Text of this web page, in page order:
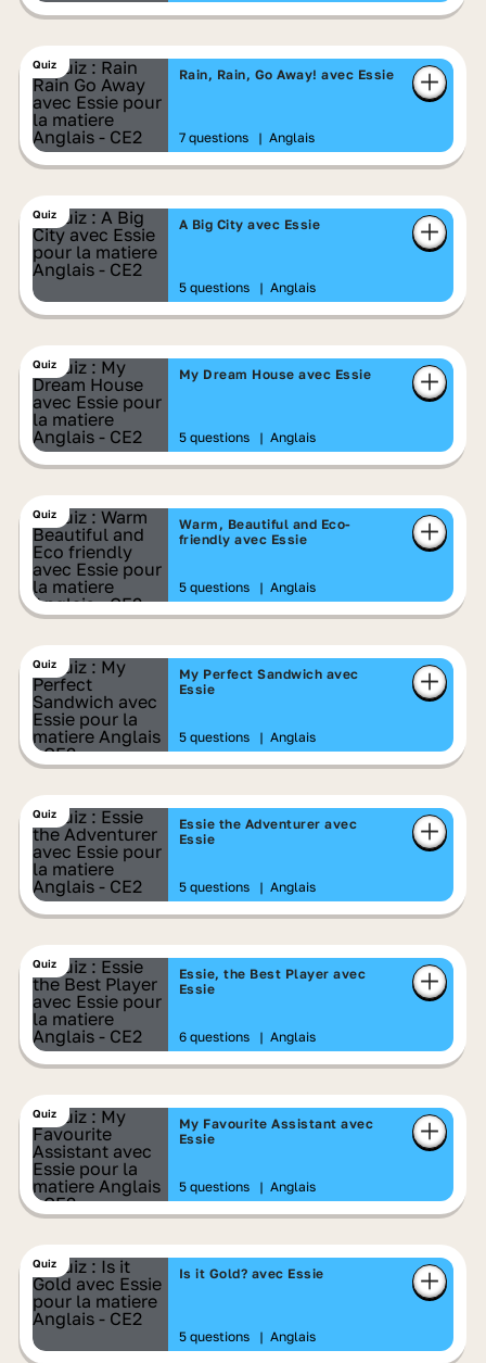
Quiz
Rain, Rain, Go Away! avec Essie
7 questions | Anglais
Quiz
A Big City avec Essie
5 questions | Anglais
Quiz
My Dream House avec Essie
5 questions | Anglais
Quiz
Warm, Beautiful and Eco-
friendly avec Essie
5 questions | Anglais
Quiz
My Perfect Sandwich avec
Essie
5 questions | Anglais
Quiz
Essie the Adventurer avec
Essie
5 questions | Anglais
Quiz
Essie, the Best Player avec
Essie
6 questions | Anglais
Quiz
My Favourite Assistant avec
Essie
5 questions | Anglais
Quiz
Is it Gold? avec Essie
5 questions | Anglais